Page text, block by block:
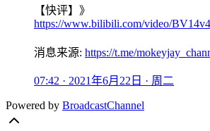
【快评】》
https://www.bilibili.com/video/
消息来源: https://t.me/
07:42 · 2021年6月22日 · 周二
Powered by BroadcastChannel